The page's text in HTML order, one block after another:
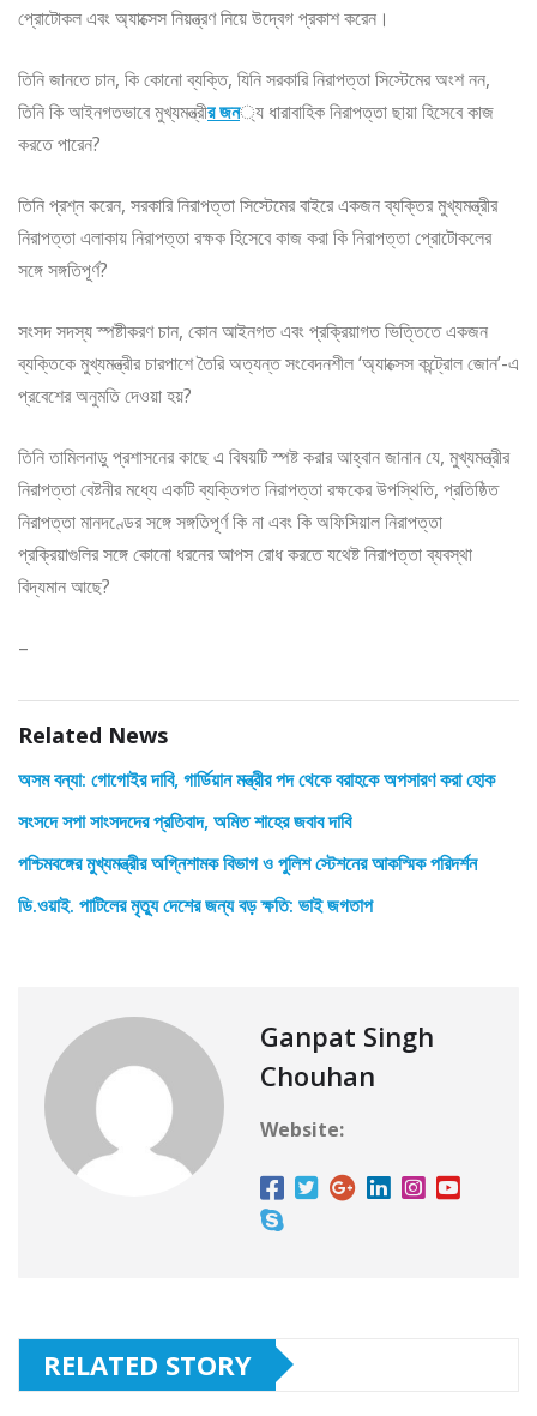
প্রোটোকল এবং অ্যাক্সেস নিয়ন্ত্রণ নিয়ে উদ্বেগ প্রকাশ করেন।
তিনি জানতে চান, কি কোনো ব্যক্তি, যিনি সরকারি নিরাপত্তা সিস্টেমের অংশ নন,
তিনি কি আইনগতভাবে মুখ্যমন্ত্রীর জন্য ধারাবাহিক নিরাপত্তা ছায়া হিসেবে কাজ
করতে পারেন?
তিনি প্রশ্ন করেন, সরকারি নিরাপত্তা সিস্টেমের বাইরে একজন ব্যক্তির মুখ্যমন্ত্রীর
নিরাপত্তা এলাকায় নিরাপত্তা রক্ষক হিসেবে কাজ করা কি নিরাপত্তা প্রোটোকলের
সঙ্গে সঙ্গতিপূর্ণ?
সংসদ সদস্য স্পষ্টীকরণ চান, কোন আইনগত এবং প্রক্রিয়াগত ভিত্তিতে একজন
ব্যক্তিকে মুখ্যমন্ত্রীর চারপাশে তৈরি অত্যন্ত সংবেদনশীল ‘অ্যাক্সেস কন্ট্রোল জোন’-এ
প্রবেশের অনুমতি দেওয়া হয়?
তিনি তামিলনাড়ু প্রশাসনের কাছে এ বিষয়টি স্পষ্ট করার আহ্বান জানান যে, মুখ্যমন্ত্রীর
নিরাপত্তা বেষ্টনীর মধ্যে একটি ব্যক্তিগত নিরাপত্তা রক্ষকের উপস্থিতি, প্রতিষ্ঠিত
নিরাপত্তা মানদণ্ডের সঙ্গে সঙ্গতিপূর্ণ কি না এবং কি অফিসিয়াল নিরাপত্তা
প্রক্রিয়াগুলির সঙ্গে কোনো ধরনের আপস রোধ করতে যথেষ্ট নিরাপত্তা ব্যবস্থা
বিদ্যমান আছে?
–
Related News
অসম বন্যা: গোগোইর দাবি, গার্ডিয়ান মন্ত্রীর পদ থেকে বরাহকে অপসারণ করা হোক
সংসদে সপা সাংসদদের প্রতিবাদ, অমিত শাহের জবাব দাবি
পশ্চিমবঙ্গের মুখ্যমন্ত্রীর অগ্নিশামক বিভাগ ও পুলিশ স্টেশনের আকস্মিক পরিদর্শন
ডি.ওয়াই. পাটিলের মৃত্যু দেশের জন্য বড় ক্ষতি: ভাই জগতাপ
Ganpat Singh
Chouhan
Website:
RELATED STORY